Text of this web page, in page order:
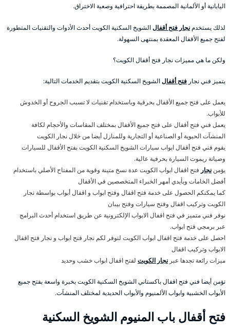
اليابانية أو الألمانية المصممة بطريقة احترافية وصعبة الاختراق.
لذلك يستخدم نجار فتح أقفالالشويخ السكنية الكويت أحدث الأدوات والتقنيات المتطورة
لفتح جميع الأقفال المعقدة بمنتهى السهولة.
ولكن ما هي مميزات نجار فتح أقفال الكويت؟
يتميز فني نجار فتح أقفالالشويخ السكنية الكويت بتقديم الخدمات التالية:
يعمل على فتح جميع الأقفال بحرفية وباستخدام تقنيات لا تسبب الجروح أو الخدوش
للأبواب.
يعمل فني فتح أقفال على فتح جميع الأقفال بمختلف المقاسات والأحجام لكافة
المنشآت الحيوية أو الصناعية أو التجارية وللمنازل أيضا من خلال نجار الكويت
يقوم فني فتح أقفال ابواب سيارات الشويخ السكنية الكويت بفتح الأقفال للسيارات
وصيانة ريموت السيارة بحرفية عالية.
يؤمن نجار فتح اقفال ابواب الكويت عدة نسخ متينة وقوية من المفتاح الأصلي باستخدام
أفضل الخامات وبأيدي أمهر الخبراء المتخصصين في الأقفال
كما يمكنكم الحصول على خدمة فتح اقفال وفتح ابواب و اقفال أبواب بواسطة نجار
الكويت وتركيب اقفال وفتح سيارات وفتح بيبان
نوفر فني متميز في فتح اقفال الابواب الإلكترونية عن طريق استخدام أحدث البرامج
عبر برمجي فتح ابواب.
احصل على خدمة فتح اقفال ابواب الكويت لنوفر لكم نجار فتح ابواب و نجار فتح اقفال
الابواب وتركيب اقفال
ميزات رائعة تجدها عبر نجار الكويت لفتح اقفال ابواب خشب وحديد
نؤمن أيضا فني فتح اقفال باكستاني الشويخ السكنية الكويت بخبرة واسعة بفتح جميع
الأبواب الخشبية وابواب الألمنيوم والأبواب الحديدية لمختلف المنشآت.
فتح أقفال باب المنيوم الشويخ السكنية